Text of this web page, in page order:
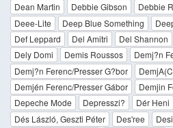
Dean Martin
Debbie Gibson
Debbie
Deee-Lite
Deep Blue Something
Def Leppard
Del Amitri Del Shannon
Dely Domi
Demis Roussos
Demj?n
Demj?n Ferenc/Presser G?bor
Demjén Ferenc/Presser Gábor
Demjin
Depeche Mode
Depresszi? Dér Heni
Dés László, Geszti Péter
Des'ree